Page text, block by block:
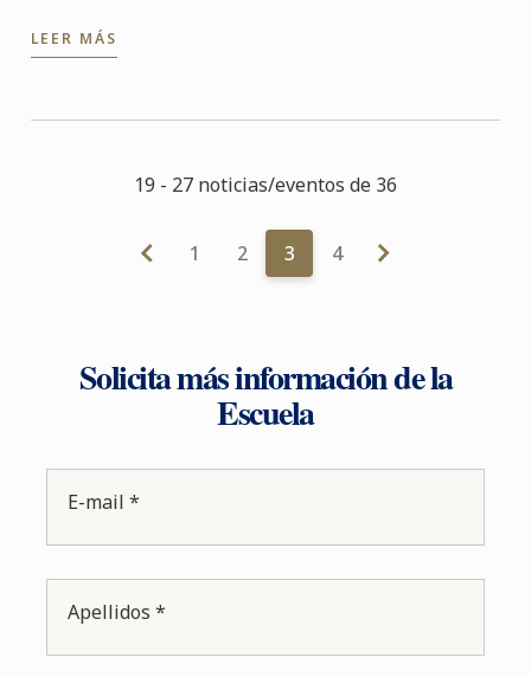
LEER MÁS
19 - 27 noticias/eventos de 36
1 2 3 4
Solicita más información de la
Escuela
E-mail *
Apellidos *